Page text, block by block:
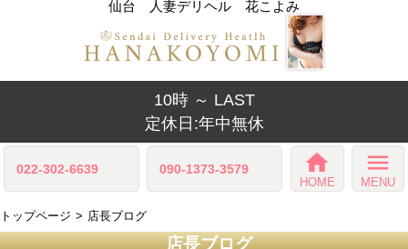
仙台 人妻デリヘル 花こよみ
10時 ～ LAST
定休日:年中無休
022-302-6639 090-1373-3579 home
HOME
menu
MENU
トップページ 店長ブログ
店長ブログ